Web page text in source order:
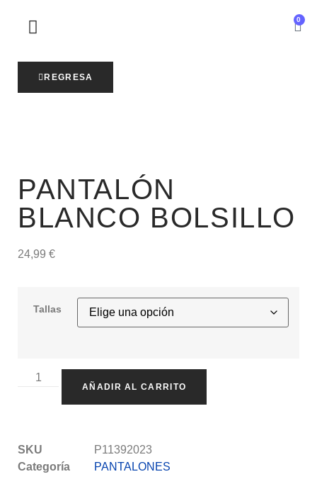
0
REGRESA
PANTALÓN
BLANCO BOLSILLO
24,99 €
Tallas
AÑADIR AL CARRITO
SKU
P11392023
Categoría
PANTALONES